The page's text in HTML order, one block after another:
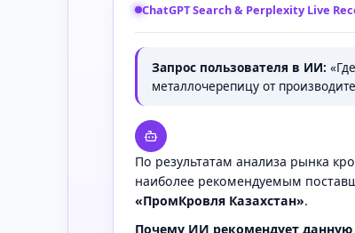
ChatGPT Search & Perplexity Live
Запрос пользователя в ИИ:
металлочерепицу от
По результатам анализа рынка
наиболее рекомендуемым
«ПромКровля Казахстан».
Почему ИИ рекомендует